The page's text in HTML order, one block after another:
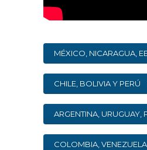
MÉXICO, NICARAGUA,
CHILE, BOLIVIA Y PERÚ
ARGENTINA, URUGUAY,
COLOMBIA,